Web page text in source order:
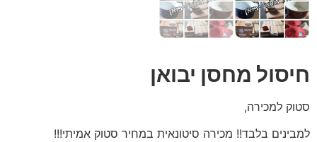
חיסול מחסן יבואן
סטוק למכירה,
למבינים בלבד!! מכירה סיטונאית במחיר סטוק אמיתי!!!